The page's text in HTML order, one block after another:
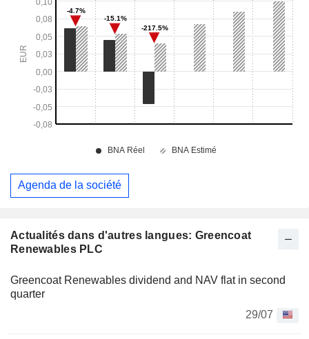
Actualités dans d'autres langues: Greencoat
Renewables PLC
Greencoat Renewables dividend and NAV flat in second
quarter
29/07
Agenda de la société